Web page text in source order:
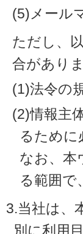
(5)メール
ただし、
合がありま
(1)法令の
(2)情報主
るために
なお、本
る範囲で
3.当社は、
別に利用